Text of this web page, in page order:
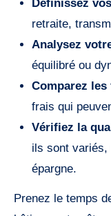
Définissez
retraite,
Analysez
équilibré ou
Comparez les
frais qui
Vérifiez la
ils sont variés,
épargne.
Prenez le temps